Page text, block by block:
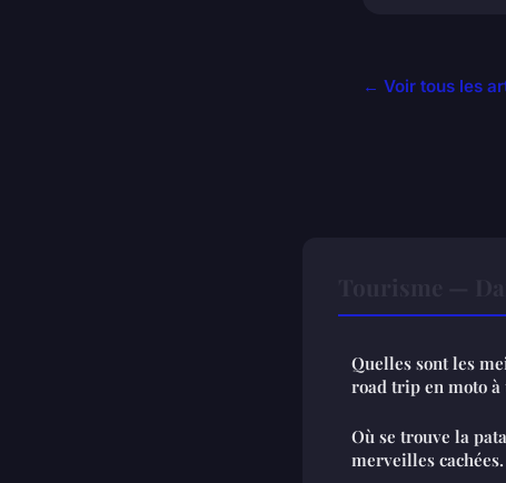
← Voir tous les
Quelles sont les
road trip en moto à
Où se trouve la
merveilles cachées.